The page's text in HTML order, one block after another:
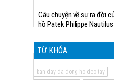
Câu chuyện về sự ra đời
hồ Patek Philippe Nautilus
TỪ KHÓA
ban day da dong ho deo tay